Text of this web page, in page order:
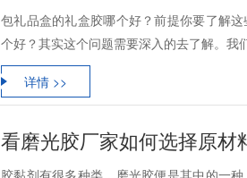
包礼品盒的礼盒胶哪个好？前提你要了解
个好？其实这个问题需要深入的去了解。
详情 >>
看磨光胶厂家如何选择原材
胶黏剂有很多种类，磨光胶便是其中的一